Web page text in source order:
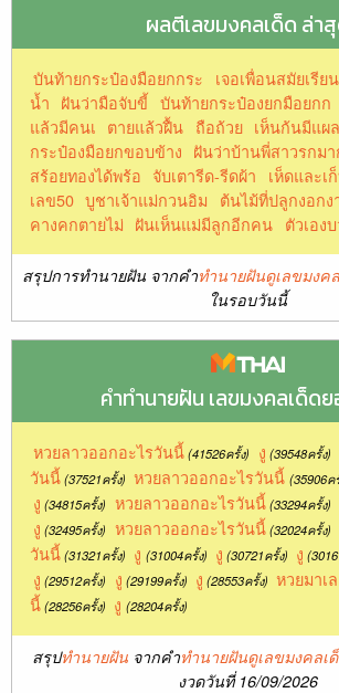
ผลตีเลขมงคลเด็ด ล่า
บันท้ายกระป๋องมือยกกระ เจอเพื่อนสมัยเรีย
น้ำ ฝันว่ามือจับขี้ บันท้ายกระป๋องยกมือยกก
แล้วมีคนเ ตายแล้วฝื้น ถือถ้วย เห็นก้นมีแผ
กระป๋องมือยกขอบข้าง ฝันว่าบ้านพี่สาวรกมา
สร้อยทองได้พร้อ จับเตารีด-รีดผ้า เห็ดและเ
เลข50 บูชาเจ้าแม่กวนอิม ต้นไม้ที่ปลูกงอกง
คางคกตายไม่ ฝันเห็นแม่มีลูกอีกคน ตัวเอง
สรุปการทำนายฝัน จากคำทำนายฝันดูเลขมงค
ในรอบวันนี้
คำทำนายฝัน เลขมงคลเด็ด
หวยลาวออกอะไรวันนี้ (41526ครั้ง) งู (39548ครั้ง)
วันนี้(37521ครั้ง) หวยลาวออกอะไรวันนี้ (35906ค
งู (34815ครั้ง) หวยลาวออกอะไรวันนี้ (33294ครั้ง)
งู (32495ครั้ง) หวยลาวออกอะไรวันนี้ (32024ครั้ง)
วันนี้(31321ครั้ง) งู (31004ครั้ง) งู (30721ครั้ง) งู
งู (29512ครั้ง) งู (29199ครั้ง) งู (28553ครั้ง) หวยมาเ
นี้(28256ครั้ง) งู (28204ครั้ง)
สรุปทำนายฝัน จากคำทำนายฝันดูเลขมงคลเ
งวดวันที่ 16/09/2026